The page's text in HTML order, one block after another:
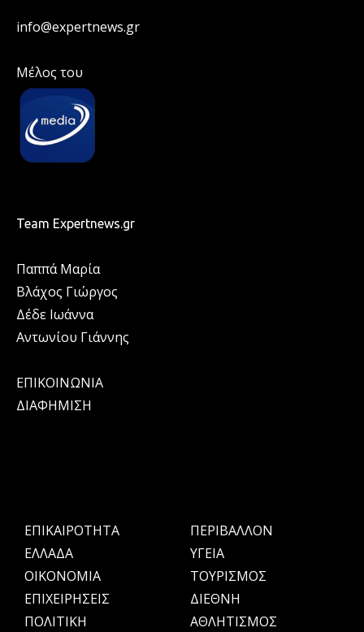
info@expertnews.gr
Μέλος του
Team Expertnews.gr
Παππά Μαρία
Βλάχος Γιώργος
Δέδε Ιωάννα
Αντωνίου Γιάννης
ΕΠΙΚΟΙΝΩΝΙΑ
ΔΙΑΦΗΜΙΣΗ
ΕΠΙΚΑΙΡΟΤΗΤΑ
ΕΛΛΑΔΑ
OIKONOMIA
ΕΠΙΧΕΙΡΗΣΕΙΣ
ΠΟΛΙΤΙΚΗ
ΠΕΡΙΒΑΛΛΟΝ
ΥΓΕΙΑ
ΤΟΥΡΙΣΜΟΣ
ΔΙΕΘΝΗ
ΑΘΛΗΤΙΣΜΟΣ